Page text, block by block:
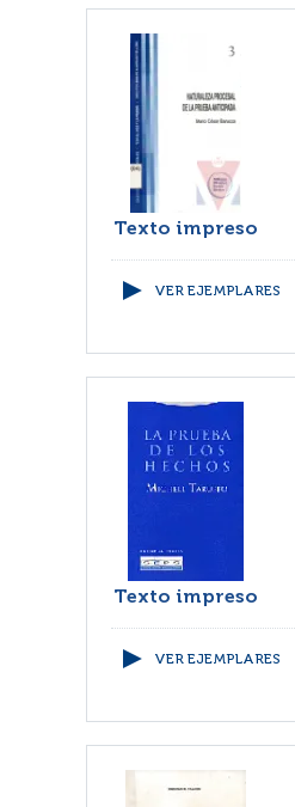
Texto impreso
VER EJEMPLARES
Texto impreso
VER EJEMPLARES